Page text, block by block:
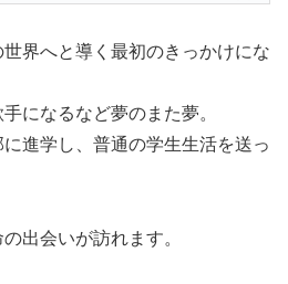
界へと導く最初のきっかけにな
になるなど夢のまた夢。
進学し、普通の学生生活を送っ
出会いが訪れます。